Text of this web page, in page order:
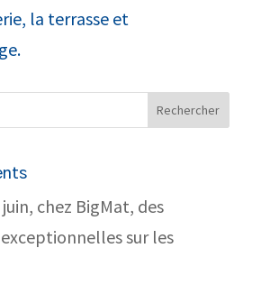
la terrasse et
juin, chez BigMat, des
sur les